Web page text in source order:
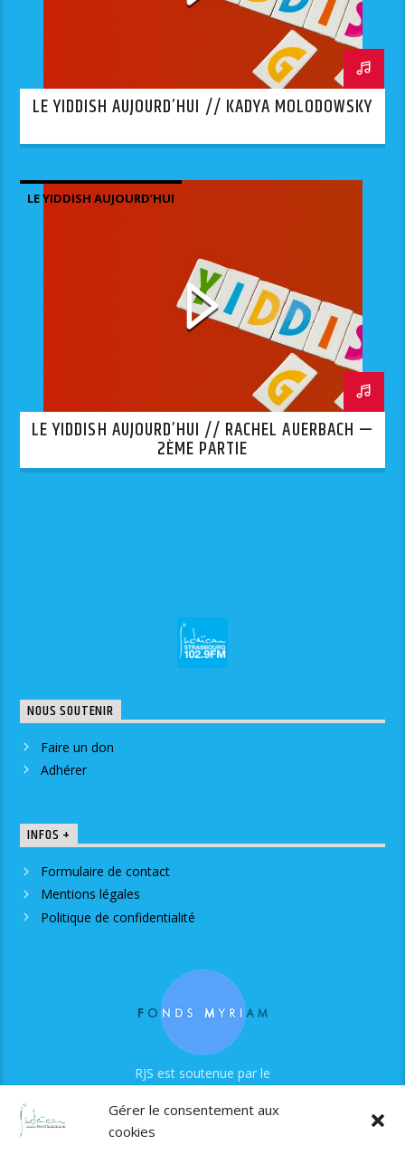
Gérer le consentement aux
cookies
LE YIDDISH AUJOURD’HUI // KADYA MOLODOWSKY
LE YIDDISH AUJOURD’HUI
LE YIDDISH AUJOURD’HUI // RACHEL AUERBACH —
2ÈME PARTIE
NOUS SOUTENIR
Faire un don
Adhérer
INFOS +
Formulaire de contact
Mentions légales
Politique de confidentialité
RJS est soutenue par le